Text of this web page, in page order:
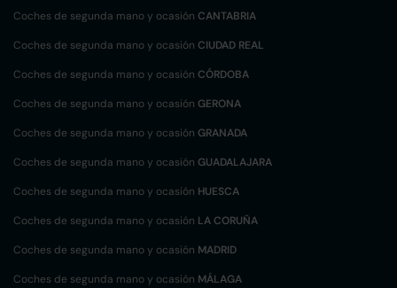
Coches de segunda mano y ocasión CANTABRIA
Coches de segunda mano y ocasión CIUDAD REAL
Coches de segunda mano y ocasión CÓRDOBA
Coches de segunda mano y ocasión GERONA
Coches de segunda mano y ocasión GRANADA
Coches de segunda mano y ocasión GUADALAJARA
Coches de segunda mano y ocasión HUESCA
Coches de segunda mano y ocasión LA CORUÑA
Coches de segunda mano y ocasión MADRID
Coches de segunda mano y ocasión MÁLAGA